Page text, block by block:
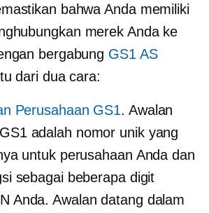
bahwa Anda memiliki
merek Anda ke
bergabung GS1 AS
dari dua cara:
Perusahaan GS1. Awalan
adalah nomor unik yang
untuk perusahaan Anda dan
sebagai beberapa digit
Anda. Awalan datang dalam